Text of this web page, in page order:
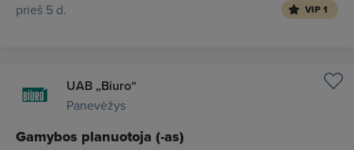
prieš 5 d. VIP 1
UAB „Biuro“
Panevėžys
Gamybos planuotoja (-as)